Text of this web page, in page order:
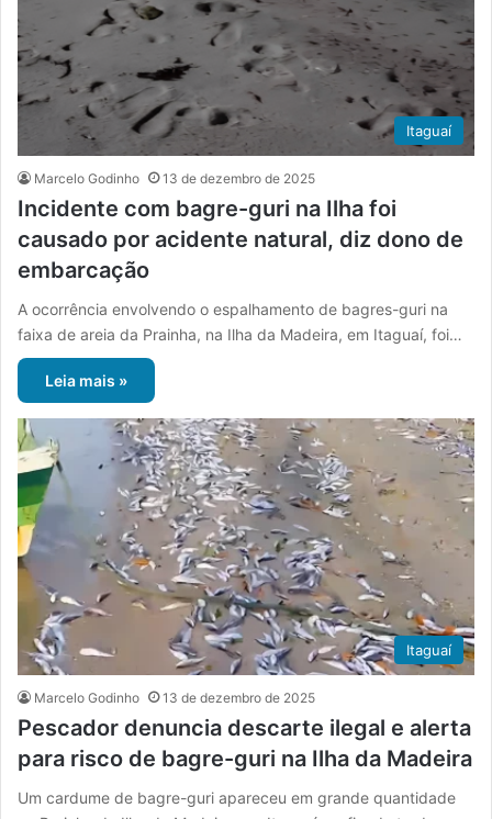
Itaguaí
Marcelo Godinho 13 de dezembro de 2025
Incidente com bagre-guri na Ilha foi
causado por acidente natural, diz dono de
embarcação
A ocorrência envolvendo o espalhamento de bagres-guri na
faixa de areia da Prainha, na Ilha da Madeira, em Itaguaí, foi…
Leia mais »
Itaguaí
Marcelo Godinho 13 de dezembro de 2025
Pescador denuncia descarte ilegal e alerta
para risco de bagre-guri na Ilha da Madeira
Um cardume de bagre-guri apareceu em grande quantidade